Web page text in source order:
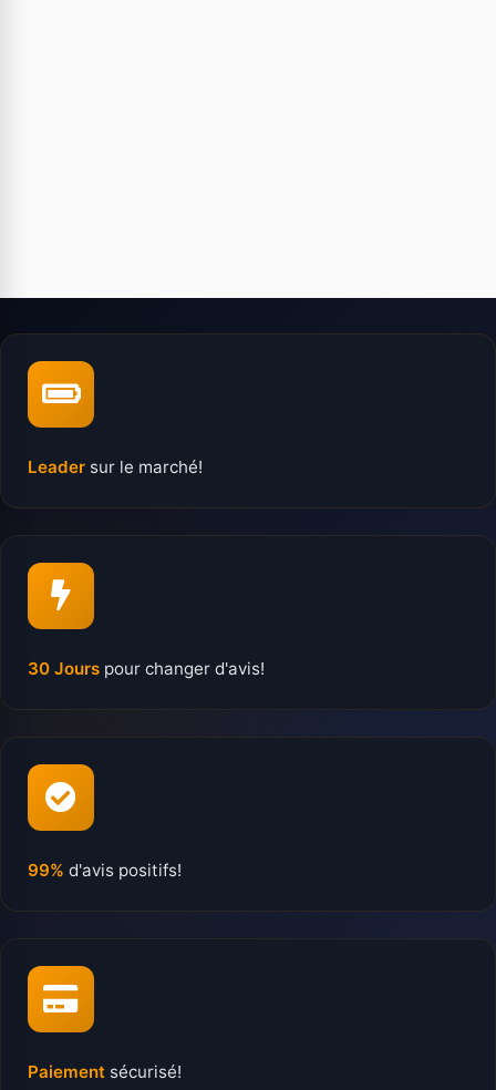
Leader sur le marché!
30 Jours pour changer d'avis!
99% d'avis positifs!
Paiement sécurisé!